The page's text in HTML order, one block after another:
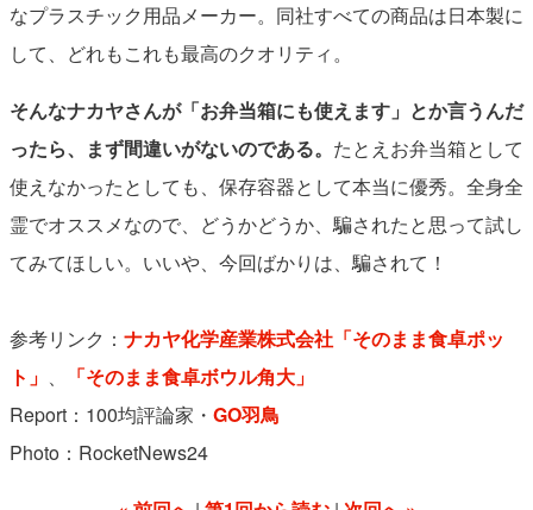
なプラスチック用品メーカー。同社すべての商品は日本製に
して、どれもこれも最高のクオリティ。
そんなナカヤさんが「お弁当箱にも使えます」とか言うんだ
ったら、まず間違いがないのである。 たとえお弁当箱として
使えなかったとしても、保存容器として本当に優秀。全身全
霊でオススメなので、どうかどうか、騙されたと思って試し
てみてほしい。いいや、今回ばかりは、騙されて！
参考リンク： ナカヤ化学産業株式会社「そのまま食卓ポッ
ト」 、
「そのまま食卓ボウル角大」
Report：100均評論家・ GO羽鳥
Photo：RocketNews24